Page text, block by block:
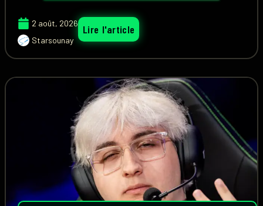
2 août, 2026
Starsounay
Lire l'article